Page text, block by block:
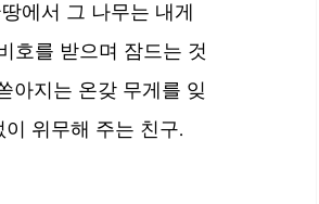
에서 그 나무는 내게
호를 받으며 잠드는 것
아지는 온갖 무게를 잊
위무해 주는 친구.